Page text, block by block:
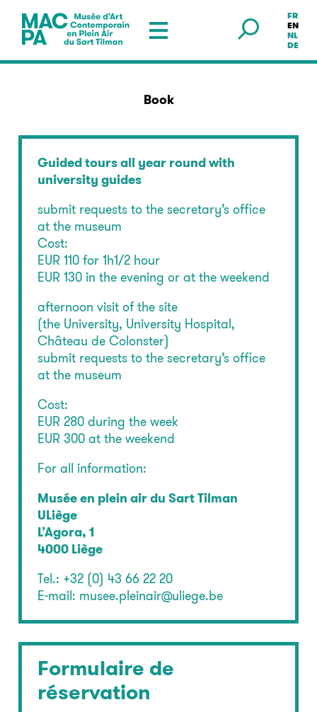
Musée en plein air — Sart Tilman
FR
EN
NL
DE
Book
Guided tours all year round with
university guides
submit requests to the secretary’s office
at the museum
Cost:
EUR 110 for 1h1/2 hour
EUR 130 in the evening or at the weekend
afternoon visit of the site
(the University, University Hospital,
Château de Colonster)
submit requests to the secretary’s office
at the museum
Cost:
EUR 280 during the week
EUR 300 at the weekend
For all information:
Musée en plein air du Sart Tilman
ULiège
L’Agora, 1
4000 Liège
Tel.: +32 (0) 43 66 22 20
E-mail: musee.pleinair@uliege.be
Formulaire de
réservation